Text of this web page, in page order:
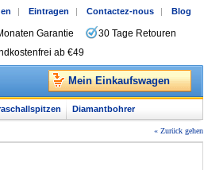
| Eintragen | Contactez-nous | Blog
Garantie
30 Tage Retouren
ab €49
Mein Einkaufswagen
Diamantbohrer
« Zurück gehen